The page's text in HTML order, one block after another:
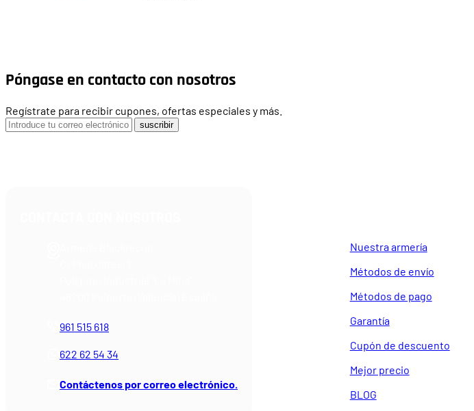
Póngase en contacto con nosotros
Regístrate para recibir cupones, ofertas especiales y más.
suscribir
961 515 618
622 62 54 34
Contáctenos por correo electrónico.
Nuestra armería
Métodos de envío
Métodos de pago
Garantía
Cupón de descuento
Mejor precio
BLOG